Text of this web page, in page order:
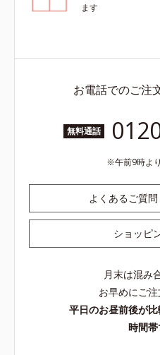
ます
お電話でのご注
無料通話
午前9時よ
よくあるご質
ショッピ
月末は混み
お早めにご注
平日のお昼前後が
時間帯